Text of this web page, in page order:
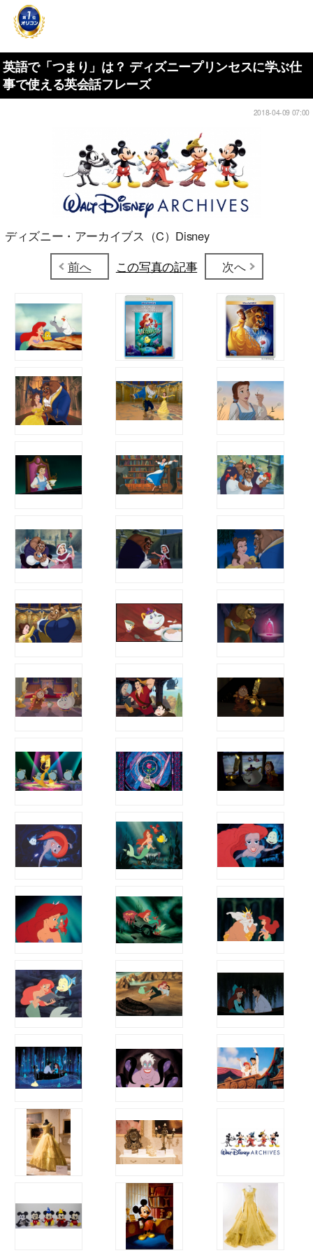
英語で「つまり」は？ ディズニープリンセスに学ぶ仕
事で使える英会話フレーズ
2018-04-09 07:00
ディズニー・アーカイブス（C）Disney
前へ
この写真の記事 次へ